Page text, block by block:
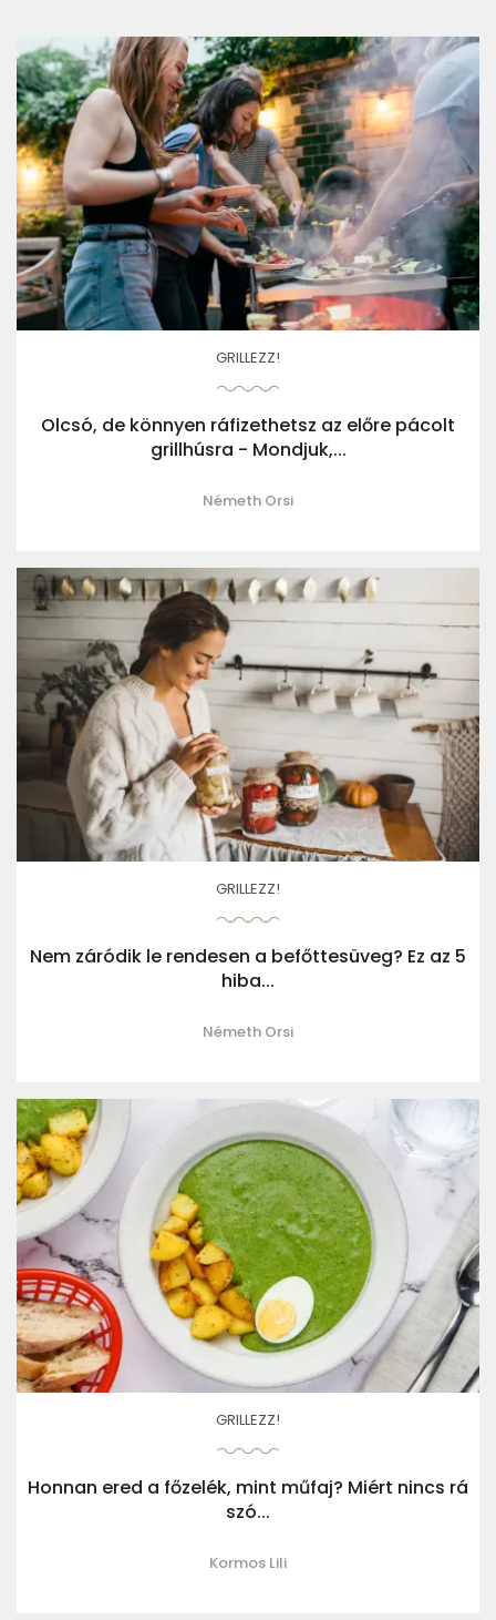
GRILLEZZ!
Olcsó, de könnyen ráfizethetsz az előre pácolt
grillhúsra - Mondjuk,...
Németh Orsi
GRILLEZZ!
Nem záródik le rendesen a befőttesüveg? Ez az 5
hiba...
Németh Orsi
GRILLEZZ!
Honnan ered a főzelék, mint műfaj? Miért nincs rá
szó...
Kormos Lili